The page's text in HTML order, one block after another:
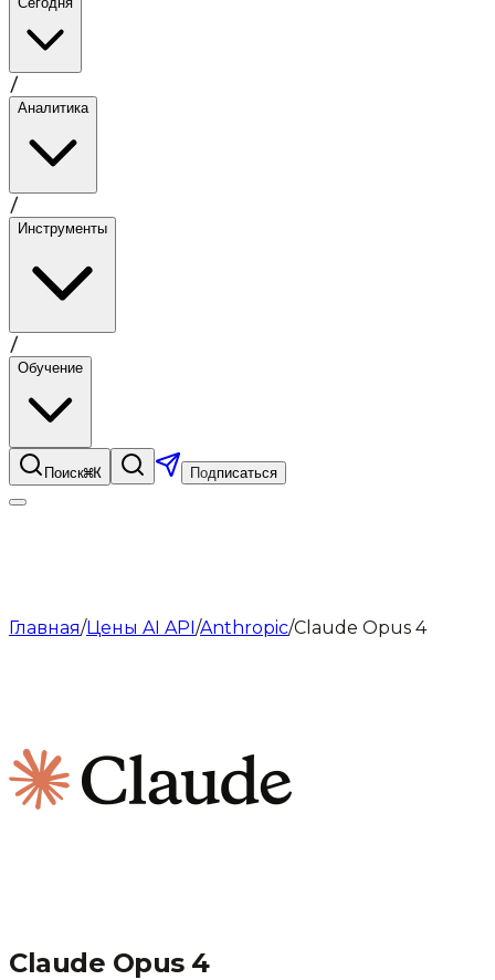
/
Аналитика
/
Инструменты
/
Обучение
Поиск⌘K Подписаться
Главная/Цены AI API/Anthropic/Claude Opus 4
Claude Opus 4